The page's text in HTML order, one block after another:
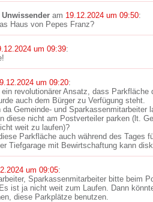
am 19.12.2024 um 09:50:
Haus von Pepes Franz?
um 09:39:
um 09:20:
ein revolutionärer Ansatz, dass Parkfläche
auch dem Bürger zu Verfügung steht.
da Gemeinde- und Sparkassenmitarbeiter
diese nicht am Postverteiler parken (lt.
weit zu laufen)?
Parkfläche auch während des Tages
Tiefgarage mit Bewirtschaftung kann
um 09:05:
Sparkassenmitarbeiter bitte beim
ist ja nicht weit zum Laufen. Dann
diese Parkplätze benutzen.